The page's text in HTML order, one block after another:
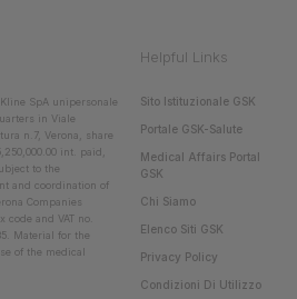
Helpful Links
SpA unipersonale
in Viale
n.7, Verona, share
int. paid,
to the
and coordination of
Companies
code and VAT no.
Material for the
of the medical
Sito Istituzionale GSK
Portale GSK-Salute
Medical Affairs Portal
GSK
Chi Siamo
Elenco Siti GSK
Privacy Policy
Condizioni Di Utilizzo